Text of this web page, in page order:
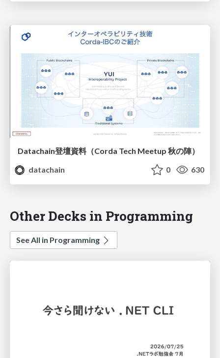
Datachain登壇資料（Corda Tech Meetup 秋の陣）
datachain
0 630
Other Decks in Programming
See All in Programming